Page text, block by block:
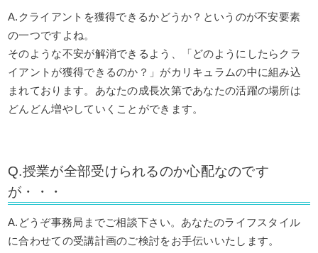
A.クライアントを獲得できるかどうか？というのが不安要素
の一つですよね。
そのような不安が解消できるよう、「どのようにしたらクラ
イアントが獲得できるのか？」がカリキュラムの中に組み込
まれております。あなたの成長次第であなたの活躍の場所は
どんどん増やしていくことができます。
Q.授業が全部受けられるのか心配なのです
が・・・
A.どうぞ事務局までご相談下さい。あなたのライフスタイル
に合わせての受講計画のご検討をお手伝いいたします。